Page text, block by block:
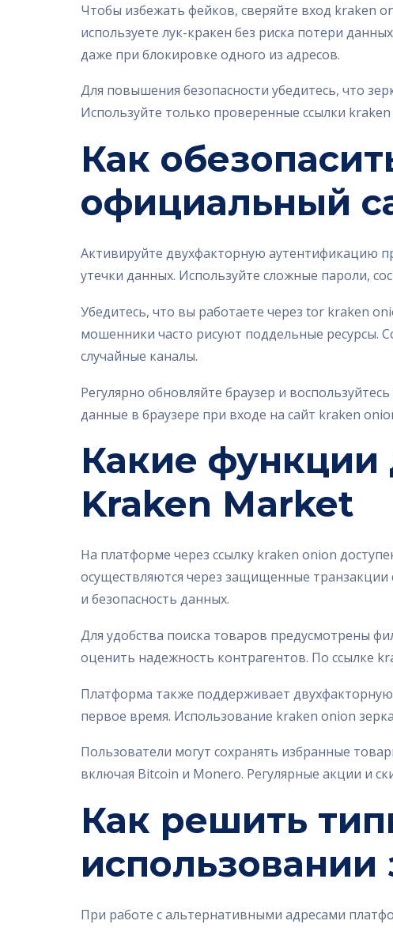
Чтобы избежать фейков, сверяйте вход kraken
используете лук-кракен без риска потери
даже при блокировке одного из адресов.
Для повышения безопасности убедитесь, что
Используйте только проверенные ссылки
Как
официальный
Активируйте двухфакторную аутентификацию
утечки данных. Используйте сложные пароли,
Убедитесь, что вы работаете через tor kraken
мошенники часто рисуют поддельные ресурсы.
случайные каналы.
Регулярно обновляйте браузер и
данные в браузере при входе на сайт kraken
Какие функции
Kraken Market
На платформе через ссылку kraken onion
осуществляются через защищенные
и безопасность данных.
Для удобства поиска товаров предусмотрены
оценить надежность контрагентов. По ссылке
Платформа также поддерживает
первое время. Использование kraken onion
Пользователи могут сохранять избранные
включая Bitcoin и Monero. Регулярные акции и
Как решить
При работе с альтернативными адресами